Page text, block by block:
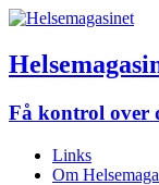
Få kontrol over
Links
Om